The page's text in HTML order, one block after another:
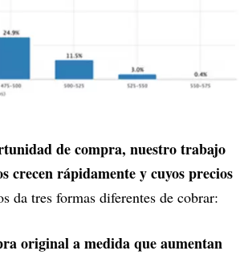
de compra, nuestro trabajo
crecen rápidamente y cuyos precios
da tres formas diferentes de cobrar:
original a medida que aumentan